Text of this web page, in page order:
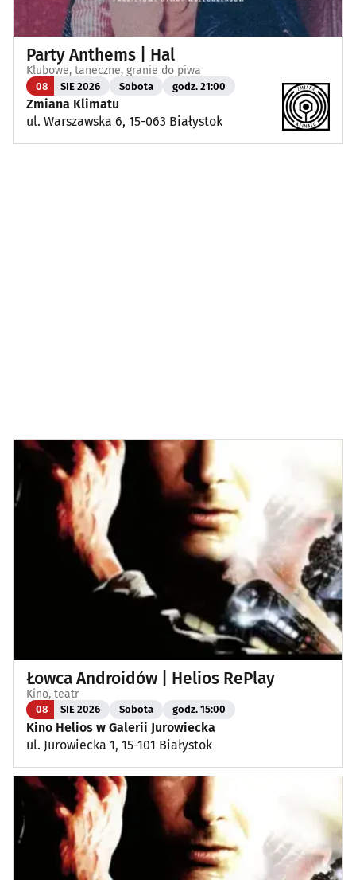
Party Anthems | Hal
Klubowe, taneczne, granie do piwa
08 SIE 2026 Sobota godz. 21:00
Zmiana Klimatu
ul. Warszawska 6, 15-063 Białystok
Łowca Androidów | Helios RePlay
Kino, teatr
08 SIE 2026 Sobota godz. 15:00
Kino Helios w Galerii Jurowiecka
ul. Jurowiecka 1, 15-101 Białystok